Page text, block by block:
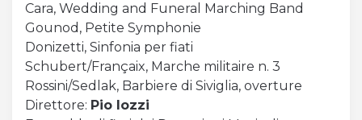
Cara, Wedding and Funeral Marching Band
Gounod, Petite Symphonie
Donizetti, Sinfonia per fiati
Schubert/Françaix, Marche militaire n. 3
Rossini/Sedlak, Barbiere di Siviglia, overture
Direttore: Pio Iozzi